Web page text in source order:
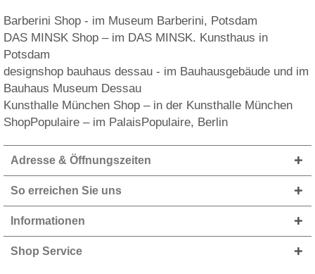
Barberini Shop - im Museum Barberini, Potsdam
DAS MINSK Shop – im DAS MINSK. Kunsthaus in
Potsdam
designshop bauhaus dessau - im Bauhausgebäude und im
Bauhaus Museum Dessau
Kunsthalle München Shop – in der Kunsthalle München
ShopPopulaire – im PalaisPopulaire, Berlin
Adresse & Öffnungszeiten
So erreichen Sie uns
Informationen
Shop Service